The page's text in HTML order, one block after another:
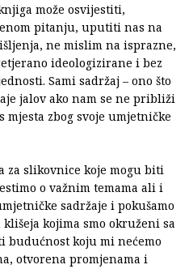
može osvijestiti,
pitanju, uputiti nas na
ne mislim na isprazne,
ideologizirane i bez
Sami sadržaj – ono što
jalov ako nam se ne približi
mjesta zbog svoje umjetničke
za slikovnice koje mogu biti
o važnim temama ali i
sadržaje i pokušamo
kojima smo okruženi sa
budućnost koju mi nećemo
otvorena promjenama i